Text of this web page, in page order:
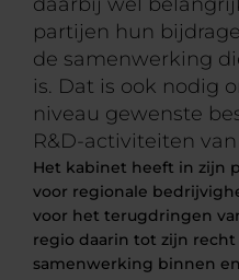
partijen hun
de samenwerking
is. Dat is ook nodig
niveau gewenste
R&D-activiteiten
Het kabinet heeft in zijn
voor regionale
voor het terugdringen
regio daarin tot zijn
samenwerking binnen